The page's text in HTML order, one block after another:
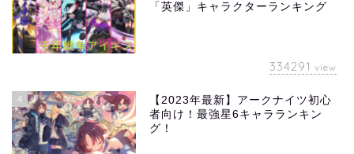
「英傑」キャラクターランキング
334291 view
4
【2023年最新】アークナイツ初心
者向け！最強星6キャラランキン
グ！